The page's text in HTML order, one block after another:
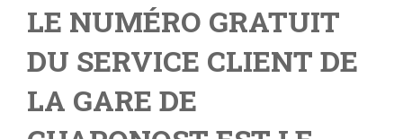
LE NUMÉRO GRATUIT
DU SERVICE CLIENT DE
LA GARE DE